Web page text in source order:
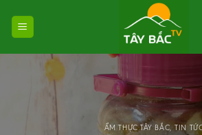
ẨM THỰC TÂY BẮC,TIN